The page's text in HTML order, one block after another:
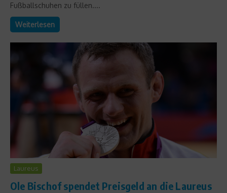
Fußballschuhen zu füllen....
Weiterlesen
Laureus
Ole Bischof spendet Preisgeld an die Laureus